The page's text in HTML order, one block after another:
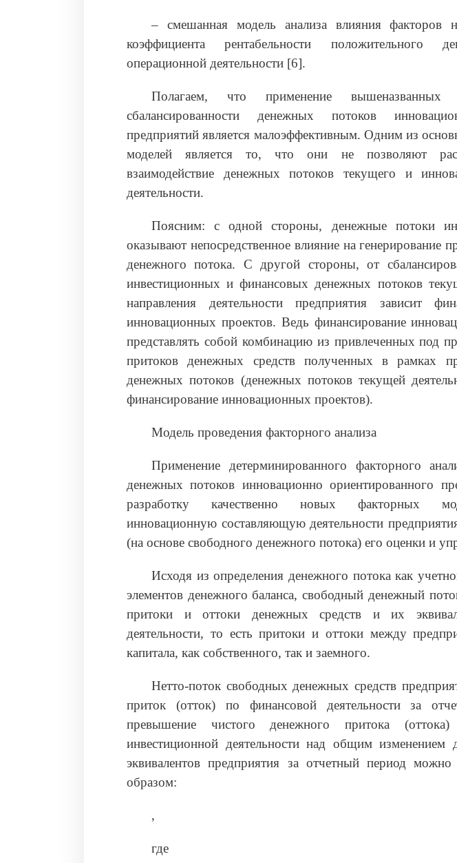
– смешанная модель анализа влияния факторов
коэффициента рентабельности положительного
операционной деятельности [6].
Полагаем, что применение
сбалансированности денежных потоков
предприятий является малоэффективным. Одним из
моделей является то, что они не позволяют
взаимодействие денежных потоков текущего и
деятельности.
Поясним: с одной стороны, денежные потоки
оказывают непосредственное влияние на генерирование
денежного потока. С другой стороны, от
инвестиционных и финансовых денежных потоков
направления деятельности предприятия зависит
инновационных проектов. Ведь финансирование
представлять собой комбинацию из привлеченных под
притоков денежных средств полученных в рамках
денежных потоков (денежных потоков текущей
финансирование инновационных проектов).
Модель проведения факторного анализа
Применение детерминированного факторного
денежных потоков инновационно ориентированного
разработку качественно новых факторных
инновационную составляющую деятельности
(на основе свободного денежного потока) его оценки и
Исходя из определения денежного потока как
элементов денежного баланса, свободный денежный
притоки и оттоки денежных средств и их
деятельности, то есть притоки и оттоки между
капитала, как собственного, так и заемного.
Нетто-поток свободных денежных средств
приток (отток) по финансовой деятельности за
превышение чистого денежного притока
инвестиционной деятельности над общим
эквивалентов предприятия за отчетный период
образом:
,
где